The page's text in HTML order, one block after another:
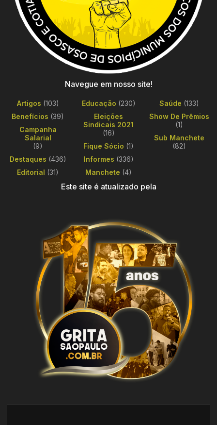
Navegue em nosso site!
Artigos (103)
Benefícios (39)
Campanha
Salarial
(9)
Destaques (436)
Editorial (31)
Educação (230)
Eleições
Sindicais 2021
(16)
Fique Sócio (1)
Informes (336)
Manchete (4)
Saúde (133)
Show De Prêmios
(1)
Sub Manchete
(82)
Este site é atualizado pela